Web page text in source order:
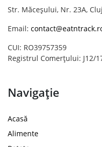
Str. Măceșului, Nr. 23A,
Email:
CUI: RO39757359
Registrul Comerțului: J12/
Navigație
Acasă
Alimente